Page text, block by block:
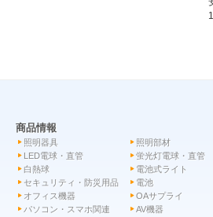
商品情報
照明器具
照明部材
LED電球・直管
蛍光灯電球・直管
白熱球
電池式ライト
セキュリティ・防災用品
電池
オフィス機器
OAサプライ
パソコン・スマホ関連
AV機器